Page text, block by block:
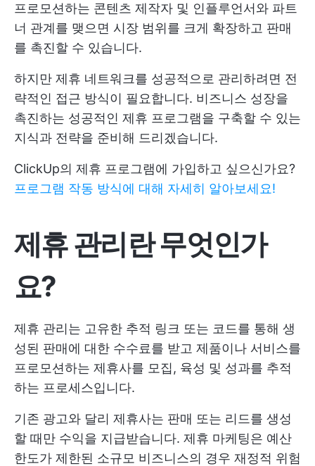
프로모션하는 콘텐츠 제작자 및 인플루언서와 파트
너 관계를 맺으면 시장 범위를 크게 확장하고 판매
를 촉진할 수 있습니다.
하지만 제휴 네트워크를 성공적으로 관리하려면 전
략적인 접근 방식이 필요합니다. 비즈니스 성장을
촉진하는 성공적인 제휴 프로그램을 구축할 수 있는
지식과 전략을 준비해 드리겠습니다.
ClickUp의 제휴 프로그램에 가입하고 싶으신가요?
프로그램 작동 방식에 대해 자세히 알아보세요!
제휴 관리란 무엇인가
요?
제휴 관리는 고유한 추적 링크 또는 코드를 통해 생
성된 판매에 대한 수수료를 받고 제품이나 서비스를
프로모션하는 제휴사를 모집, 육성 및 성과를 추적
하는 프로세스입니다.
기존 광고와 달리 제휴사는 판매 또는 리드를 생성
할 때만 수익을 지급받습니다. 제휴 마케팅은 예산
한도가 제한된 소규모 비즈니스의 경우 재정적 위험